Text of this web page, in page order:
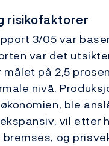
risikofaktorer
3/05 var
var det
på 2,5
nivå.
ble
vil etter
og